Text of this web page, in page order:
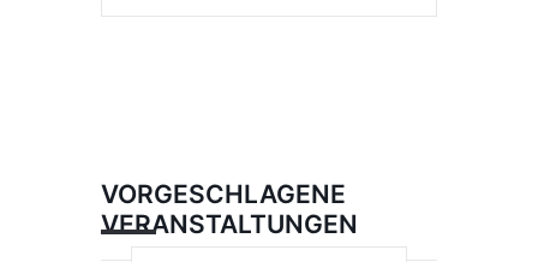
VORGESCHLAGENE
VERANSTALTUNGEN